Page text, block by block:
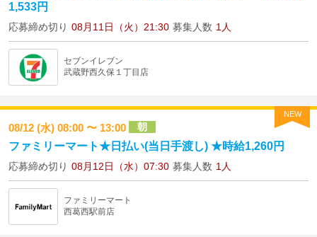
1,533円
応募締め切り 08月11日（火）21:30 募集人数 1人
セブンイレブン
武蔵野西久保１丁目店
NEW
08/12 (水) 08:00 〜 13:00 朝
ファミリーマート★日払い(当日手渡し) ★時給1,260円
応募締め切り 08月12日（水）07:30 募集人数 1人
ファミリーマート
西葛西駅前店